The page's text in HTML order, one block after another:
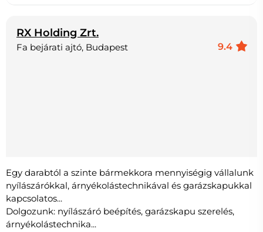
RX Holding Zrt.
9.4
Fa bejárati ajtó, Budapest
Egy darabtól a szinte bármekkora mennyiségig vállalunk
nyílászárókkal, árnyékolástechnikával és garázskapukkal
kapcsolatos...
Dolgozunk: nyílászáró beépítés, garázskapu szerelés,
árnyékolástechnika...